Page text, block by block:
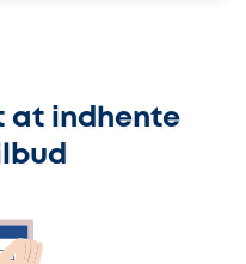
at indhente